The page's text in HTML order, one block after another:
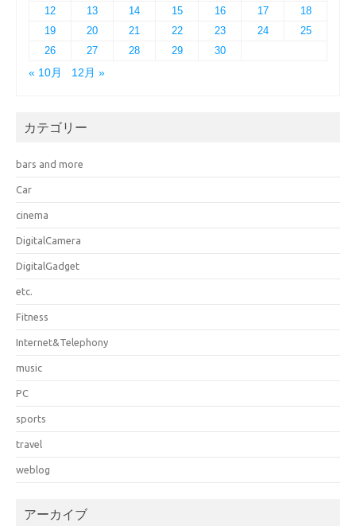
12
13 14 15 16 17
18
19
20 21 22 23 24
25
26
27 28 29
30
« 10月
12月 »
カテゴリー
bars and more
Car
cinema
DigitalCamera
DigitalGadget
etc.
Fitness
Internet&Telephony
music
PC
sports
travel
weblog
アーカイブ